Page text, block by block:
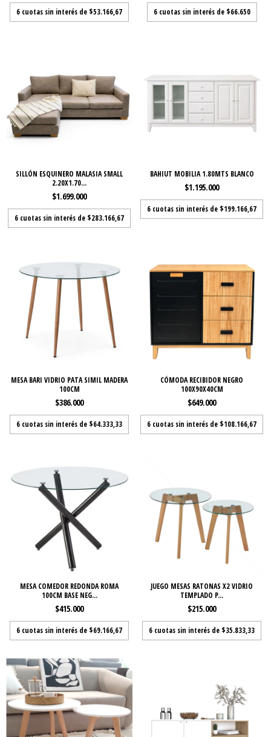
6 cuotas sin interés de $53.166,67 6 cuotas sin interés de $66.650
SILLÓN ESQUINERO MALASIA SMALL
2.20X1.70...
$1.699.000
6 cuotas sin interés de $283.166,67
BAHIUT MOBILIA 1.80MTS BLANCO
$1.195.000
6 cuotas sin interés de $199.166,67
MESA BARI VIDRIO PATA SIMIL MADERA
100CM
$386.000
6 cuotas sin interés de $64.333,33
CÓMODA RECIBIDOR NEGRO
100X90X40CM
$649.000
6 cuotas sin interés de $108.166,67
MESA COMEDOR REDONDA ROMA
100CM BASE NEG...
$415.000
6 cuotas sin interés de $69.166,67
JUEGO MESAS RATONAS X2 VIDRIO
TEMPLADO P...
$215.000
6 cuotas sin interés de $35.833,33